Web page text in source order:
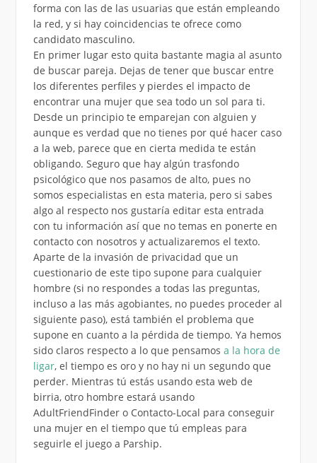
forma con las de las usuarias que están empleando
la red, y si hay coincidencias te ofrece como
candidato masculino.
En primer lugar esto quita bastante magia al asunto
de buscar pareja. Dejas de tener que buscar entre
los diferentes perfiles y pierdes el impacto de
encontrar una mujer que sea todo un sol para ti.
Desde un principio te emparejan con alguien y
aunque es verdad que no tienes por qué hacer caso
a la web, parece que en cierta medida te están
obligando. Seguro que hay algún trasfondo
psicológico que nos pasamos de alto, pues no
somos especialistas en esta materia, pero si sabes
algo al respecto nos gustaría editar esta entrada
con tu información así que no temas en ponerte en
contacto con nosotros y actualizaremos el texto.
Aparte de la invasión de privacidad que un
cuestionario de este tipo supone para cualquier
hombre (si no respondes a todas las preguntas,
incluso a las más agobiantes, no puedes proceder al
siguiente paso), está también el problema que
supone en cuanto a la pérdida de tiempo. Ya hemos
sido claros respecto a lo que pensamos a la hora de
ligar, el tiempo es oro y no hay ni un segundo que
perder. Mientras tú estás usando esta web de
birria, otro hombre estará usando
AdultFriendFinder o Contacto-Local para conseguir
una mujer en el tiempo que tú empleas para
seguirle el juego a Parship.